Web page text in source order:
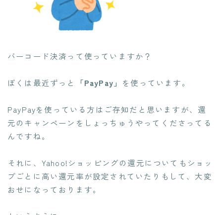
バーコード決済って使っていますか？
ぼくは最近ずっと 「PayPay」 を使っています。
PayPayを使っている方はご存知だと思いますが、還
元のキャンペーンをしょっちゅうやってくださってる
んですね。
それに、Yahoo!ショッピングの還元についてもショッ
プごとに高い還元率が設定されていたりもして、大変
おせになっております。